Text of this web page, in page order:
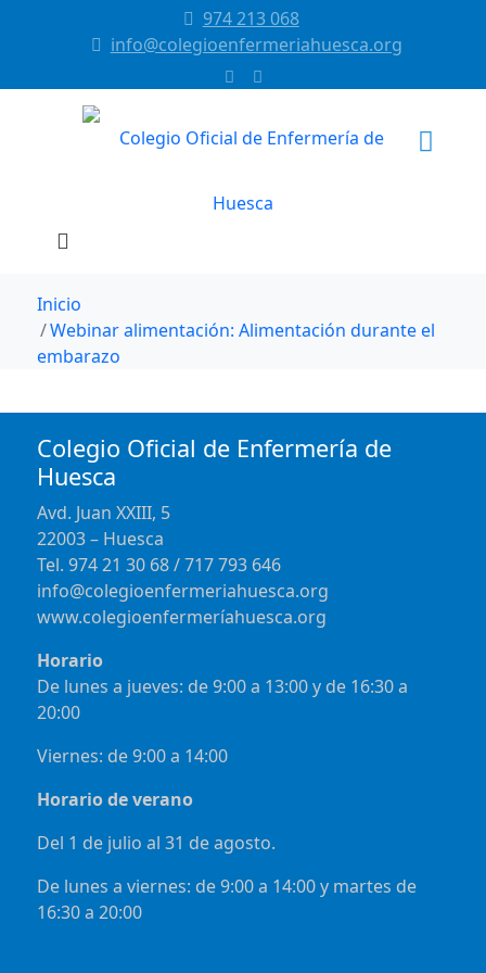
974 213 068
info@colegioenfermeriahuesca.org
Inicio
Webinar alimentación: Alimentación durante el
embarazo
Colegio Oficial de Enfermería de
Huesca
Avd. Juan XXIII, 5
22003 – Huesca
Tel. 974 21 30 68 / 717 793 646
info@colegioenfermeriahuesca.org
www.colegioenfermeríahuesca.org
Horario
De lunes a jueves: de 9:00 a 13:00 y de 16:30 a
20:00
Viernes: de 9:00 a 14:00
Horario de verano
Del 1 de julio al 31 de agosto.
De lunes a viernes: de 9:00 a 14:00 y martes de
16:30 a 20:00